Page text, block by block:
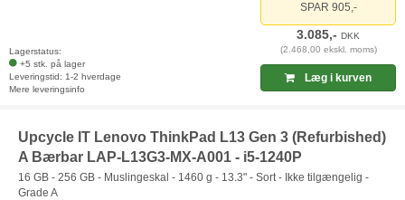
Lagerstatus:
+5 stk. på lager
Leveringstid: 1-2 hverdage
Mere leveringsinfo
SPAR 905,-
3.085,-DKK
(2.468,00 ekskl. moms)
Læg i kurven
Upcycle IT Lenovo ThinkPad L13 Gen 3 (Refurbished)
A Bærbar LAP-L13G3-MX-A001 - i5-1240P
16 GB - 256 GB - Muslingeskal - 1460 g - 13.3" - Sort - Ikke tilgængelig -
Grade A